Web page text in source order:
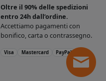
Oltre il 90% delle spedizioni
entro 24h dall’ordine.
Accettiamo pagamenti con
bonifico, carta o contrassegno.
Visa Mastercard PayPal